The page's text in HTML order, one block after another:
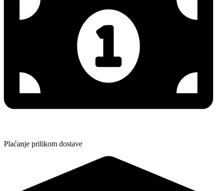
Plaćanje prilikom dostave